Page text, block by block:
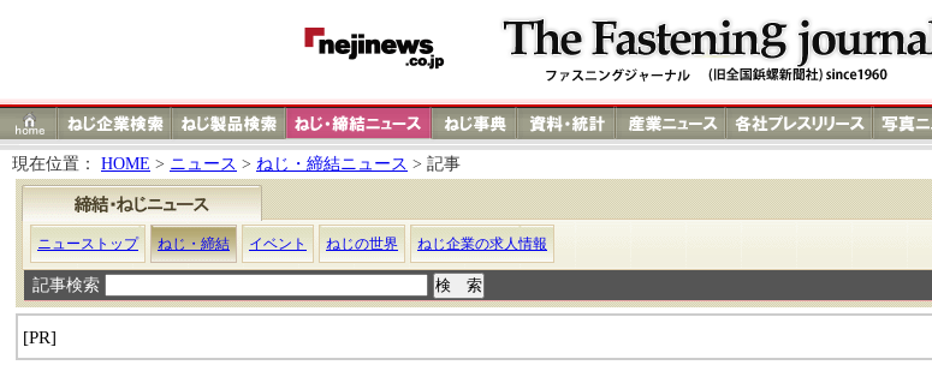
現在位置： HOME > ニュース > ねじ・締結ニュース > 記事
ニューストップ ねじ・締結 イベント ねじの世界 ねじ企業の求人情報
記事検索
[PR]